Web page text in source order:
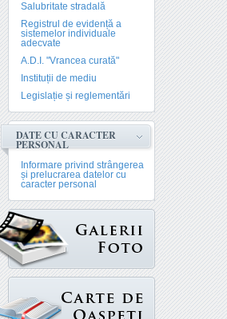
Salubritate stradală
Registrul de evidență a
sistemelor individuale
adecvate
A.D.I. "Vrancea curată"
Instituții de mediu
Legislație și reglementări
DATE CU CARACTER
PERSONAL
Informare privind strângerea
și prelucrarea datelor cu
caracter personal